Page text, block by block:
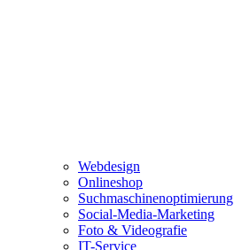
Webdesign
Onlineshop
Suchmaschinenoptimierung
Social-Media-Marketing
Foto & Videografie
IT-Service